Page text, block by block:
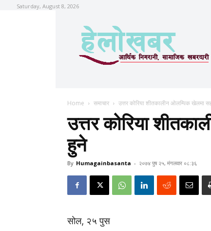
Saturday, August 8, 2026
Home समाचार उत्तर कोरिया शीतकालीन ओलम्पिक खेलमा
उत्तर कोरिया
हुने
By Humagainbasanta - २०७४ पुष २५, मंगलवार ०८:३६
सोल, २५ पुस